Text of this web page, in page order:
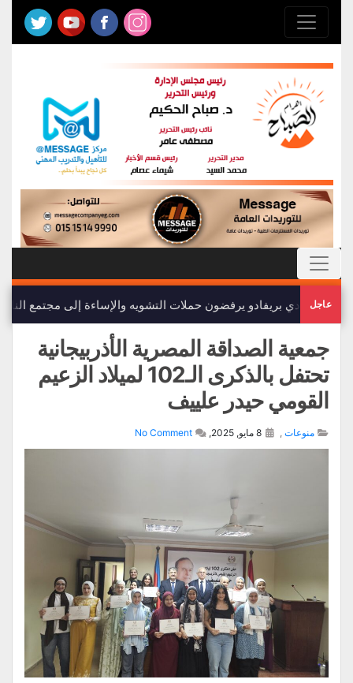
عاجل
أعضاء نادي بريفادو يرفضون حملات التشويه والإساءة إلى مجتمع النادي
جمعية الصداقة المصرية الأذربيجانية
تحتفل بالذكرى الـ102 لميلاد الزعيم
القومي حيدر علييف
منوعات ,
No Comment